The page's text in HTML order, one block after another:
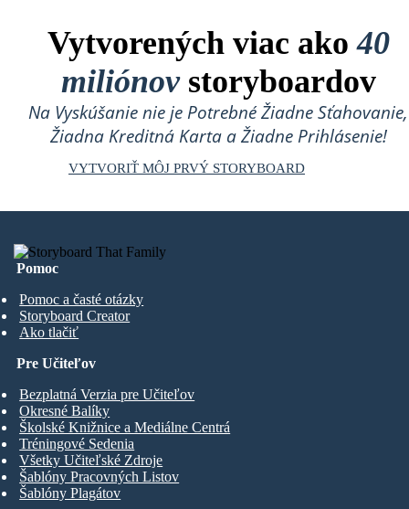
Vytvorených viac ako40
miliónovstoryboardov
Na Vyskúšanie nie je Potrebné Žiadne Sťahovanie,
Žiadna Kreditná Karta a Žiadne Prihlásenie!
VYTVORIŤ MÔJ PRVÝ STORYBOARD
Pomoc
Pomoc a časté otázky
Storyboard Creator
Ako tlačiť
Pre Učiteľov
Bezplatná Verzia pre Učiteľov
Okresné Balíky
Školské Knižnice a Mediálne Centrá
Tréningové Sedenia
Všetky Učiteľské Zdroje
Šablóny Pracovných Listov
Šablóny Plagátov